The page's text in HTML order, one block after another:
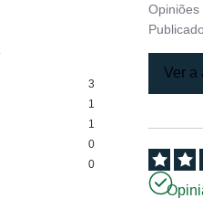
3
1
1
0
0
Opiniões
Ver a